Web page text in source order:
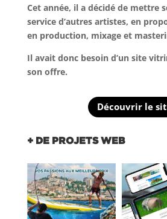
Cet année, il a décidé de mettre
service d’autres artistes, en
en production, mixage et
Il avait donc besoin d’un site
son offre.
Découvrir le
+ DE PROJETS WEB